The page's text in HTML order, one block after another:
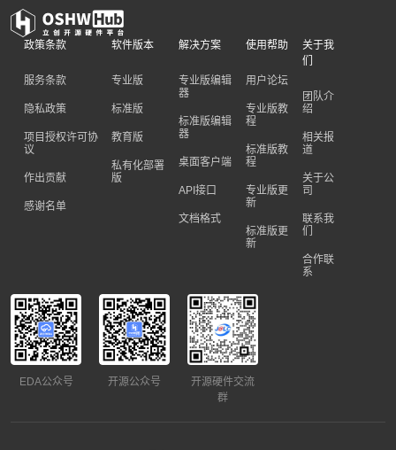
政策条款
服务条款
隐私政策
项目授权许可协
议
作出贡献
感谢名单
软件版本
专业版
标准版
教育版
私有化部署
版
解决方案
专业版编辑
器
标准版编辑
器
桌面客户端
API接口
文档格式
使用帮助
用户论坛
专业版教
程
标准版教
程
专业版更
新
标准版更
新
关于我
们
团队介
绍
相关报
道
关于公
司
联系我
们
合作联
系
EDA公众号 开源公众号
开源硬件交流
群